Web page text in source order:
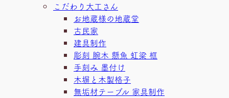
こだわり大工さん
お地蔵様の地蔵堂
古民家
建具制作
彫刻 腕木 懸魚 虹梁 框
手刻み 墨付け
木塀と木製格子
無垢材テーブル 家具制作